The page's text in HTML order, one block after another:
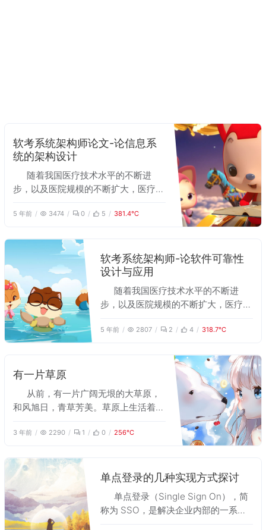
软考系统架构师论文-论信息系
统的架构设计
随着我国医疗技术水平的不断进
步，以及医院规模的不断扩大，医疗信
务运营的基础设施和技术支撑。然而这
系统往往具有异构性，严重制约了各个
信息系统间信息的共享，“信息孤岛”现
象严重。 我在一个软件企业工作，
2016年9月，我所在的公司承担了某医
院的信息系统集成项目，有幸作为项目
负责人参与该集成平台的开发工作，主
要负责需求分析和系统架构设计。在项
目开发过程中，我们注重系统的可扩展
技术，我提出了以面向服务（SOA）的
企业服务总线（ESB）为核心的架构，
在ESB之上构建业务执行引擎
事件管理器、订阅管理器等模块。 项
息重复录入，提高了数据完整性和可靠
性，大大提高医务人员的工作效率，降
低了后期建设成本，获得了该医院领导
的认可和用户的广泛好评。
5 年前 3474 0 5 381.4℃
软考系统架构师-论软件可靠性
设计与应用
随着我国医疗技术水平的不断进
步，以及医院规模的不断扩大，医疗信
务运营的基础设施和技术支撑。然而这
系统往往具有异构性，严重制约了各个
信息系统间信息的共享，“信息孤岛”现
象严重。 我在一个软件企业工作，
2016年9月，我所在的公司承担了某医
院的信息系统集成项目，有幸作为项目
负责人参与该集成平台的开发工作，主
要负责需求分析和系统架构设计。集成
信息系统的运行，在项目开发过程中，
我们注重软件的可靠性需求，提出了标
准化设计、模块化设计、简化设计和容
5 年前 2807 2 4 318.7℃
有一片草原
从前，有一片广阔无垠的大草原，
和风旭日，青草芳美。草原上生活着一
可是小羊们也有苦恼，因为草原上还生
的速度快，总能逃离狼口。但随着年龄
增长，每一只羊最终都将被狼捕获，逃
不开被被狼吃掉的命运。就这样，草、
羊和狼共同维持着草原上微妙的平衡。
3 年前 2290 1 0 256℃
单点登录的几种实现方式探讨
单点登录（Single Sign On），简
称为 SSO，是解决企业内部的一系列